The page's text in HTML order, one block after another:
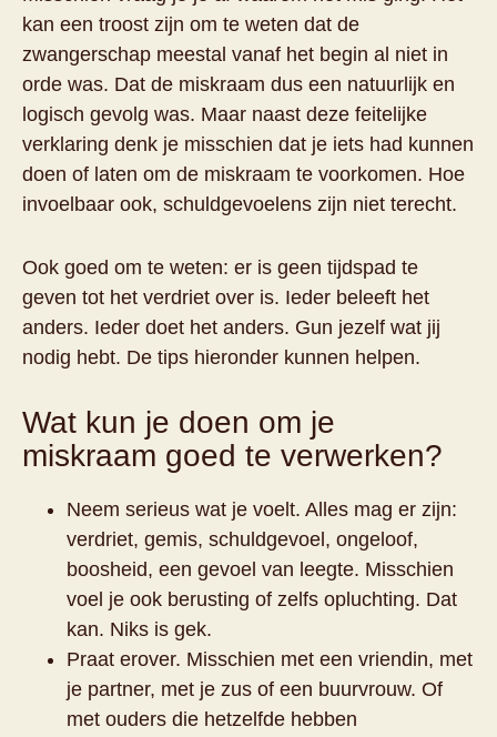
kan een troost zijn om te weten dat de
zwangerschap meestal vanaf het begin al niet in
orde was. Dat de miskraam dus een natuurlijk en
logisch gevolg was. Maar naast deze feitelijke
verklaring denk je misschien dat je iets had kunnen
doen of laten om de miskraam te voorkomen. Hoe
invoelbaar ook, schuldgevoelens zijn niet terecht.
Ook goed om te weten: er is geen tijdspad te
geven tot het verdriet over is. Ieder beleeft het
anders. Ieder doet het anders. Gun jezelf wat jij
nodig hebt. De tips hieronder kunnen helpen.
Wat kun je doen om je
miskraam goed te verwerken?
Neem serieus wat je voelt. Alles mag er zijn:
verdriet, gemis, schuldgevoel, ongeloof,
boosheid, een gevoel van leegte. Misschien
voel je ook berusting of zelfs opluchting. Dat
kan. Niks is gek.
Praat erover. Misschien met een vriendin, met
je partner, met je zus of een buurvrouw. Of
met ouders die hetzelfde hebben